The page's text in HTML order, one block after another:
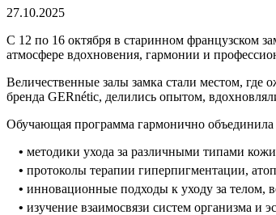
27.10.2025
С 12 по 16 октября в старинном французском
атмосфере вдохновения, гармонии и
Величественные залы замка стали местом,
бренда GERnétic, делились опытом,
Обучающая программа гармонично объединила
• методики ухода за различными типами кожи
• протоколы терапии гиперпигментации,
• инновационные подходы к уходу за телом,
• изучение взаимосвязи систем организма и